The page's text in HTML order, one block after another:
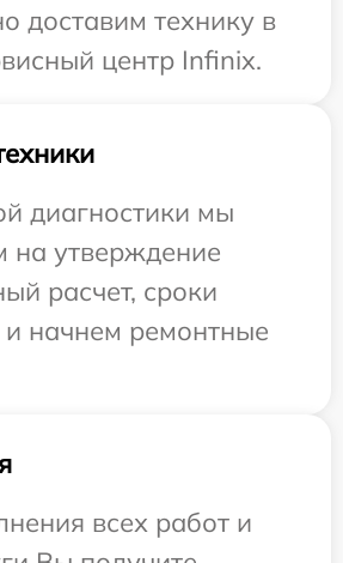
доставим технику в
центр Infinix.
диагностики мы
на утверждение
расчет, сроки
начнем ремонтные
всех работ и